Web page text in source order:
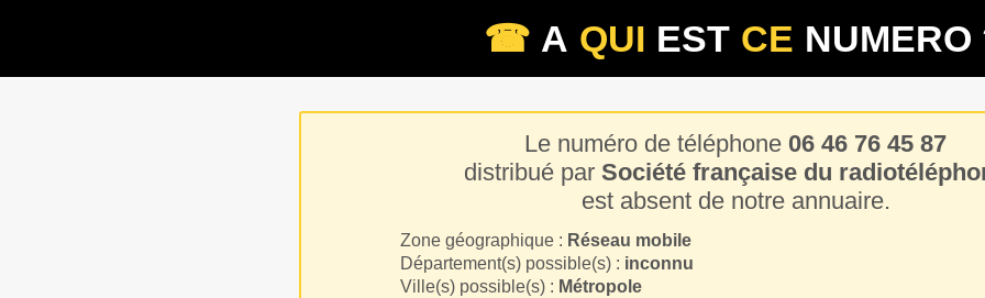
☎ A QUI EST CE NUMERO
Le numéro de téléphone 06 46 76 45 87
distribué par Société française du
est absent de notre annuaire.
Zone géographique : Réseau mobile
Département(s) possible(s) : inconnu
Ville(s) possible(s) : Métropole